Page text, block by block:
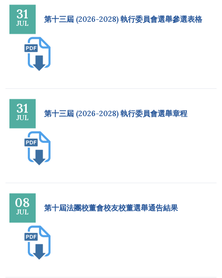
31
JUL 第十三屆 (2026-2028) 執行委員會選舉參選表格
31
JUL 第十三屆 (2026-2028) 執行委員會選舉章程
08
JUL 第十屆法團校董會校友校董選舉通告結果